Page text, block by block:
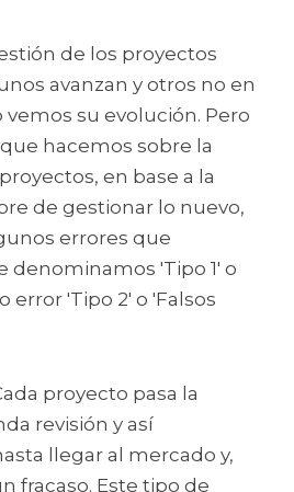
de los proyectos
avanzan y otros no en
su evolución. Pero
hacemos sobre la
en base a la
de gestionar lo nuevo,
errores que
denominamos 'Tipo 1' o
error 'Tipo 2' o 'Falsos
proyecto pasa la
revisión y así
llegar al mercado y,